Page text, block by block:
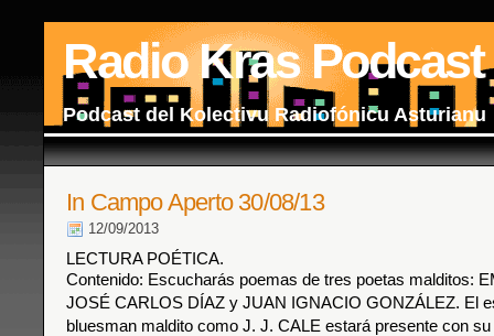
Radio Kras Podcast
Podcast del Kolectivu Radiofónicu Asturianu
In Campo Aperto 30/08/13
12/09/2013
LECTURA POÉTICA.
Contenido: Escucharás poemas de tres poetas malditos:
JOSÉ CARLOS DÍAZ y JUAN IGNACIO GONZÁLEZ. El
bluesman maldito como J. J. CALE estará presente con su